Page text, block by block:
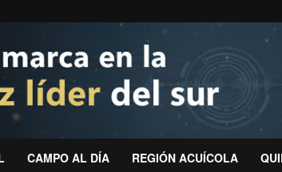
CAMPO AL DÍA REGIÓN ACUÍCOLA